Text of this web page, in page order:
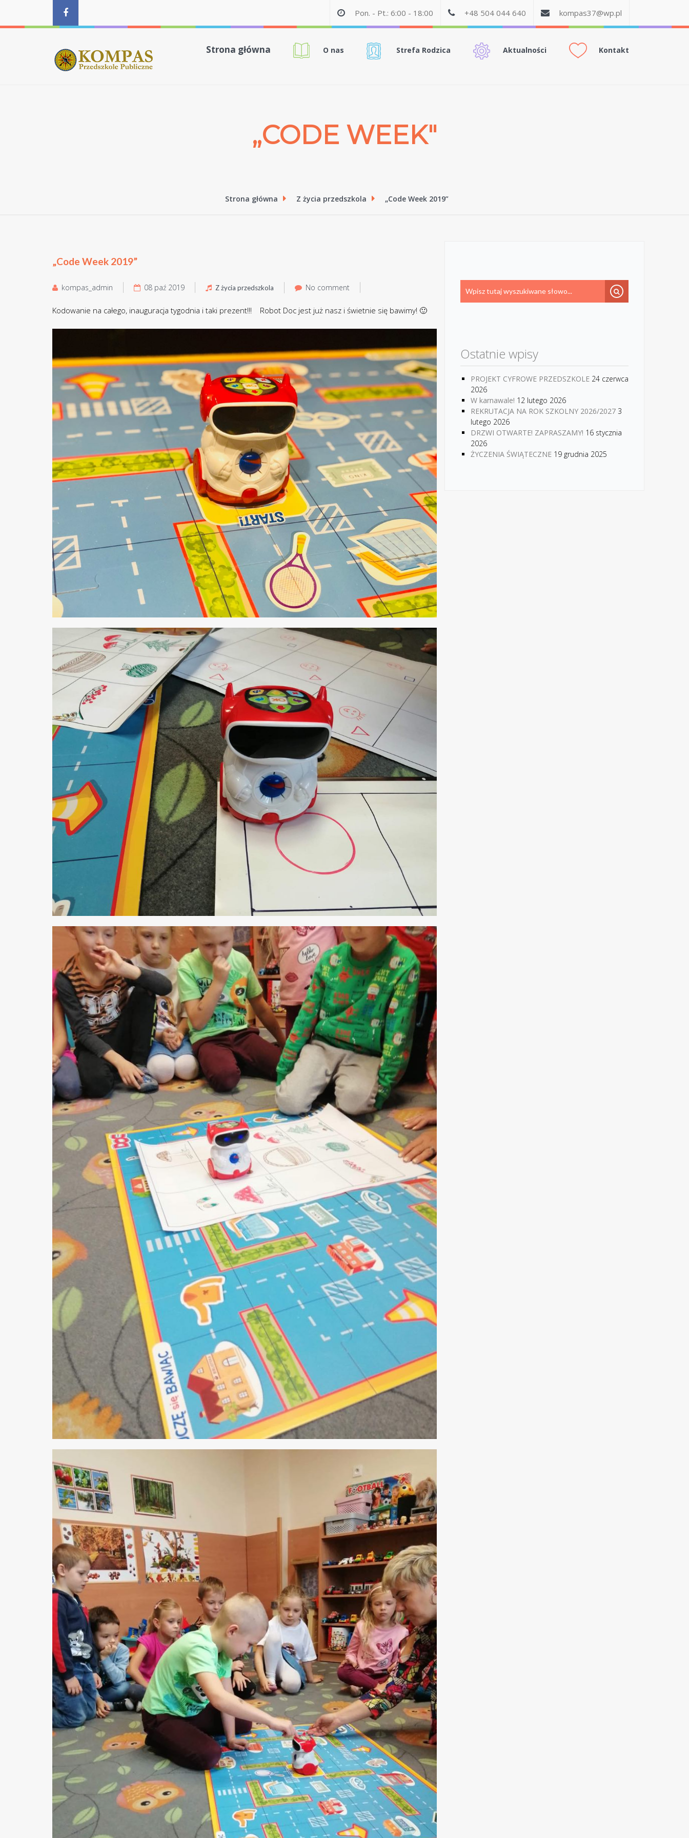
Pon. - Pt.: 6:00 - 18:00 +48 504 044 640 kompas37@wp.pl
Strona główna O nas Strefa Rodzica Aktualności Kontakt
„CODE WEEK"
Strona główna Z życia przedszkola „Code Week 2019”
„Code Week 2019”
kompas_admin 08 paź 2019 Z życia przedszkola No comment
Kodowanie na całego, inauguracja tygodnia i taki prezent!!! Robot Doc jest już nasz i świetnie się bawimy! 🙂
Ostatnie wpisy
PROJEKT CYFROWE PRZEDSZKOLE 24 czerwca
2026
W karnawale! 12 lutego 2026
REKRUTACJA NA ROK SZKOLNY 2026/2027 3
lutego 2026
DRZWI OTWARTE! ZAPRASZAMY! 16 stycznia
2026
ŻYCZENIA ŚWIĄTECZNE 19 grudnia 2025